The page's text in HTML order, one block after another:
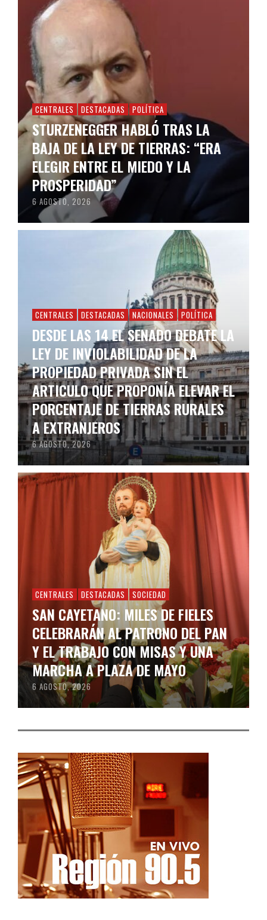
CENTRALES DESTACADAS POLÍTICA
STURZENEGGER HABLÓ TRAS LA
BAJA DE LA LEY DE TIERRAS: “ERA
ELEGIR ENTRE EL MIEDO Y LA
PROSPERIDAD”
6 AGOSTO, 2026
CENTRALES DESTACADAS NACIONALES POLÍTICA
DESDE LAS 14 EL SENADO DEBATE LA
LEY DE INVIOLABILIDAD DE LA
PROPIEDAD PRIVADA SIN EL
ARTICULO QUE PROPONÍA ELEVAR EL
PORCENTAJE DE TIERRAS RURALES
A EXTRANJEROS
6 AGOSTO, 2026
CENTRALES DESTACADAS SOCIEDAD
SAN CAYETANO: MILES DE FIELES
CELEBRARÁN AL PATRONO DEL PAN
Y EL TRABAJO CON MISAS Y UNA
MARCHA A PLAZA DE MAYO
6 AGOSTO, 2026